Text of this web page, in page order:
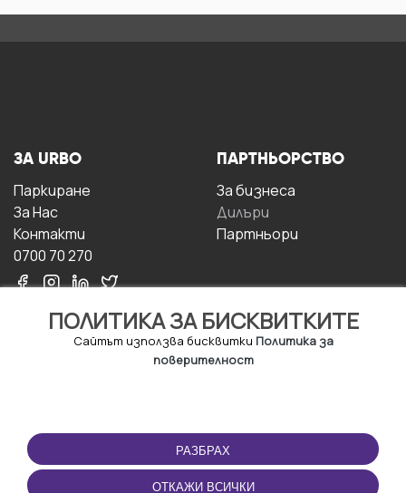
ПОЛИТИКА ЗА БИСКВИТКИТЕ
Сайтът използва бисквитки Политика за
поверителност
РАЗБРАХ
ОТКАЖИ ВСИЧКИ
ЗА URBO
Паркиране
За Hас
Контакти
0700 70 270
ПАРТНЬОРСТВО
За бизнесa
Дилъри
Партньори
ПОЛЗВАНЕ
Правила и условия за
ползване
ПРИЛОЖЕНИЕТО